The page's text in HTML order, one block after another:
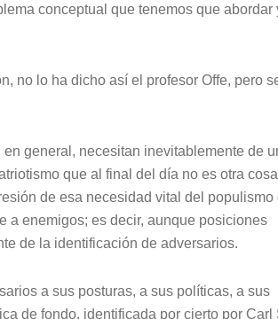
conceptual que tenemos que abordar
no lo ha dicho así el profesor Offe, pero
general, necesitan inevitablemente de
que al final del día no es otra
de esa necesidad vital del populismo
a enemigos; es decir, aunque posiciones
de la identificación de adversarios.
a sus posturas, a sus políticas, a sus
de fondo, identificada por cierto por Carl